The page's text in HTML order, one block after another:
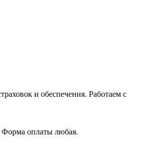
и обеспечения. Работаем с
Форма оплаты любая.